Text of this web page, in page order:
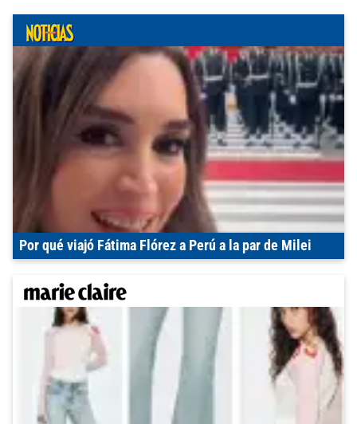
Por qué viajó Fátima Flórez a Perú a la par de Milei